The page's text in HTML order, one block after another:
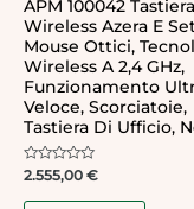
APM 100042 Tastiera
Wireless Azera E
Mouse Ottici,
Wireless A 2,4 GHz,
Funzionamento
Veloce, Scorciatoie,
Tastiera Di Ufficio,
Rated
out
2.555,00 €